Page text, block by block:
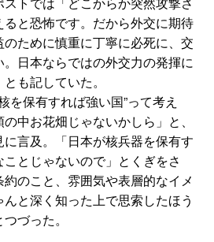
と恐怖です。だから外交に期待
ために慎重に丁寧に必死に、交
日本ならではの外交力の発揮に
も記していた。
を保有すれば強い国”って考え
中お花畑じゃないかしら」と、
言及。「日本が核兵器を保有す
とじゃないので」とくぎをさ
のこと、雰囲気や表層的なイメ
と深く知った上で思索したほう
づった。